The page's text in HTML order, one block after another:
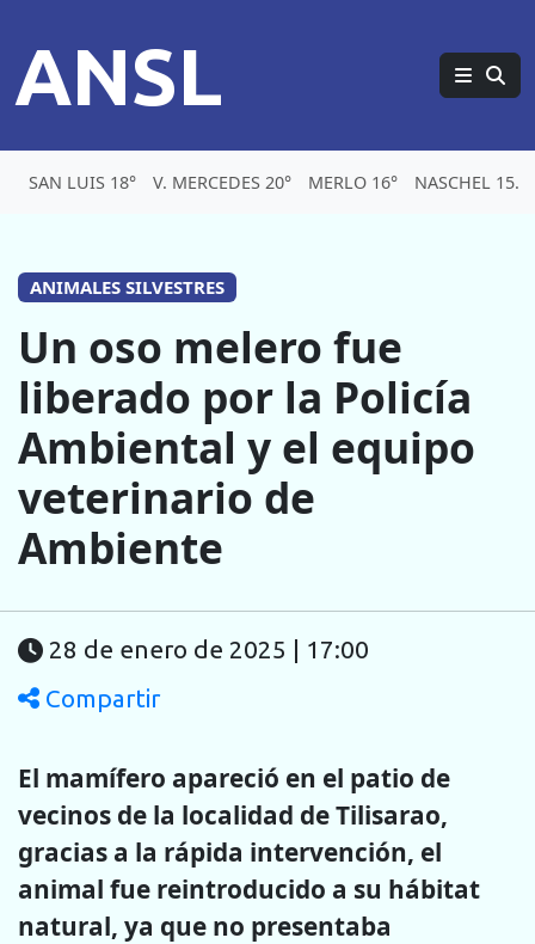
ANSL
SAN LUIS 18° V. MERCEDES 20° MERLO 16° NASCHEL 15.1°
ANIMALES SILVESTRES
Un oso melero fue
liberado por la Policía
Ambiental y el equipo
veterinario de
Ambiente
28 de enero de 2025 | 17:00
Compartir
El mamífero apareció en el patio de
vecinos de la localidad de Tilisarao,
gracias a la rápida intervención, el
animal fue reintroducido a su hábitat
natural, ya que no presentaba